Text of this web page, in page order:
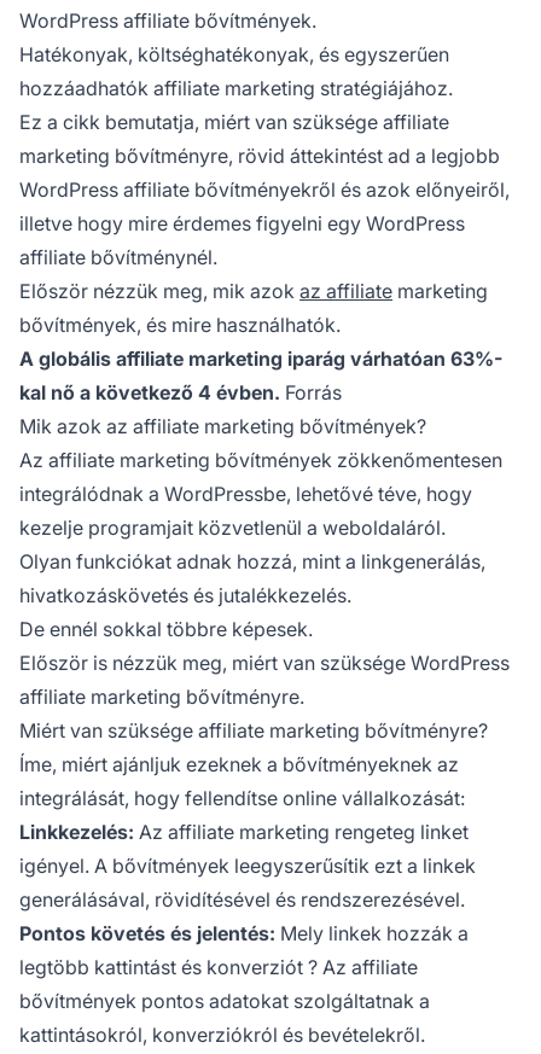
WordPress affiliate bővítmények.
Hatékonyak, költséghatékonyak, és egyszerűen
hozzáadhatók affiliate marketing stratégiájához.
Ez a cikk bemutatja, miért van szüksége affiliate
marketing bővítményre, rövid áttekintést ad a legjobb
WordPress affiliate bővítményekről és azok előnyeiről,
illetve hogy mire érdemes figyelni egy WordPress
affiliate bővítménynél.
Először nézzük meg, mik azok az affiliate marketing
bővítmények, és mire használhatók.
A globális affiliate marketing iparág várhatóan 63%-
kal nő a következő 4 évben. Forrás
Mik azok az affiliate marketing bővítmények?
Az affiliate marketing bővítmények zökkenőmentesen
integrálódnak a WordPressbe, lehetővé téve, hogy
kezelje programjait közvetlenül a weboldaláról.
Olyan funkciókat adnak hozzá, mint a linkgenerálás,
hivatkozáskövetés és jutalékkezelés.
De ennél sokkal többre képesek.
Először is nézzük meg, miért van szüksége WordPress
affiliate marketing bővítményre.
Miért van szüksége affiliate marketing bővítményre?
Íme, miért ajánljuk ezeknek a bővítményeknek az
integrálását, hogy fellendítse online vállalkozását:
Linkkezelés: Az affiliate marketing rengeteg linket
igényel. A bővítmények leegyszerűsítik ezt a linkek
generálásával, rövidítésével és rendszerezésével.
Pontos követés és jelentés: Mely linkek hozzák a
legtöbb kattintást és konverziót ? Az affiliate
bővítmények pontos adatokat szolgáltatnak a
kattintásokról, konverziókról és bevételekről.